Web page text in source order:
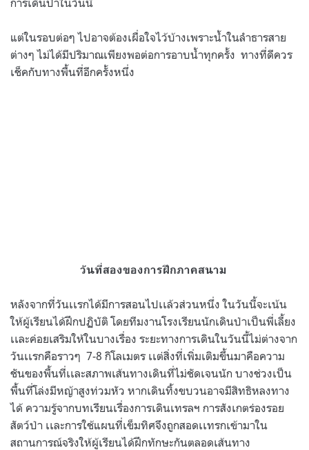
แต่ในรอบต่อๆ ไปอาจต้องเผื่อใจไว้บ้างเพราะน้ำในลำธารสาย
ต่างๆ ไม่ได้มีปริมาณเพียงพอต่อการอาบน้ำทุกครั้ง ทางที่ดีควร
เช็คกับทางพื้นที่อีกครั้งหนึ่ง
วันที่สองของการฝึกภาคสนาม
หลังจากที่วันเเรกได้มีการสอนไปเเล้วส่วนหนึ่ง ในวันนี้จะเน้น
ให้ผู้เรียนได้ฝึกปฏิบัติ โดยทีมงานโรงเรียนนักเดินป่าเป็นพี่เลี้ยง
เเละค่อยเสริมให้ในบางเรื่อง ระยะทางการเดินในวันนี้ไม่ต่างจาก
วันเเรกคือราวๆ 7-8 กิโลเมตร เเต่สิ่งที่เพิ่มเติมขึ้นมาคือความ
ชันของพื้นที่เเละสภาพเส้นทางเดินที่ไม่ชัดเจนนัก บางช่วงเป็น
พื้นที่โล่งมีหญ้าสูงท่วมหัว หากเดินทิ้งขบวนอาจมีสิทธิหลงทาง
ได้ ความรู้จากบทเรียนเรื่องการเดินเทรลฯ การสังเกตร่องรอย
สัตว์ป่า เเละการใช้แผนที่เข็มทิศจึงถูกสอดเเทรกเข้ามาใน
สถานการณ์จริงให้ผู้เรียนได้ฝึกทักษะกันตลอดเส้นทาง